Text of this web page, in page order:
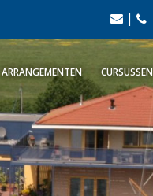
|
ARRANGEMENTEN CURSUSSEN